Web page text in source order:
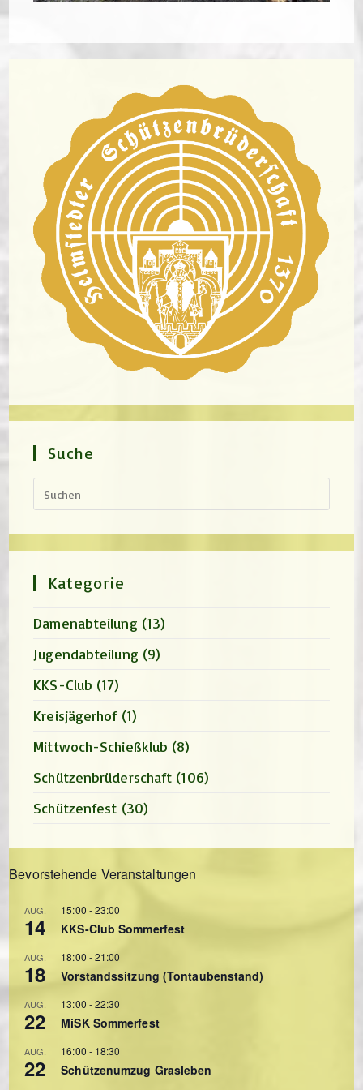
Suche
Kategorie
Damenabteilung (13)
Jugendabteilung (9)
KKS-Club (17)
Kreisjägerhof (1)
Mittwoch-Schießklub (8)
Schützenbrüderschaft (106)
Schützenfest (30)
Bevorstehende Veranstaltungen
AUG.
14
15:00 -23:00
KKS-Club Sommerfest
AUG.
18
18:00 -21:00
Vorstandssitzung (Tontaubenstand)
AUG.
22
13:00 -22:30
MiSK Sommerfest
AUG.
22
16:00 - 18:30
Schützenumzug Grasleben